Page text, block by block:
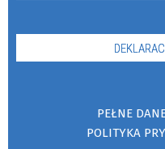
PEŁNE
POLITYKA